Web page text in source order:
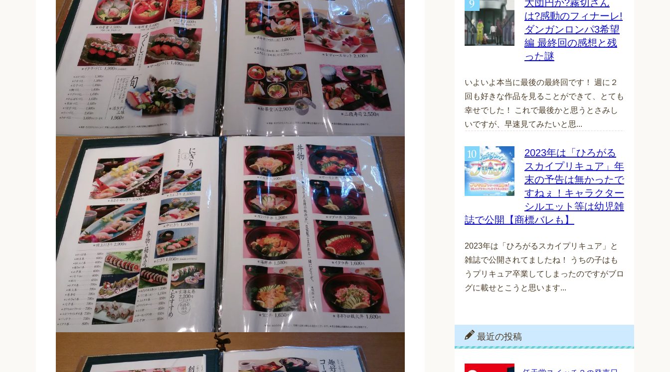
大団円か?霧切さん
は?感動のフィナーレ!
ダンガンロンパ3希望
編 最終回の感想と残
った謎
いよいよ本当に最後の最終回です！ 週に２
回も好きな作品を見ることができて、とても
幸せでした！ これで最後かと思うとさみし
いですが、早速見てみたいと思...
2023年は「ひろがる
スカイプリキュア」年
末の予告は無かったで
すねぇ！キャラクター
シルエット等は幼児雑
誌で公開【商標バレも】
2023年は「ひろがるスカイプリキュア」と
雑誌で公開されてましたね！ うちの子はも
うプリキュア卒業してしまったのですがブロ
グに載せとこうと思います...
最近の投稿